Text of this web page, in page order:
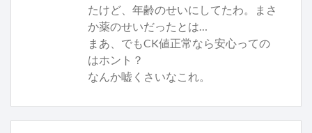
たけど、年齢のせいにしてたわ。まさ
か薬のせいだったとは…
まあ、でもCK値正常なら安心っての
はホント？
なんか嘘くさいなこれ。